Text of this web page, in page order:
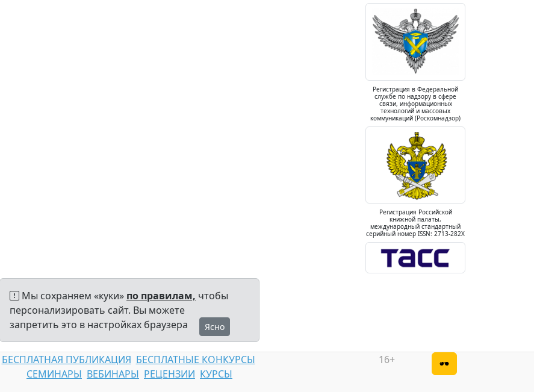
Регистрация в Федеральной
службе по надзору в сфере
связи, информационных
технологий и массовых
коммуникаций (Роскомнадзор)
Регистрация Российской
книжной палаты,
международный стандартный
серийный номер ISSN: 2713-282X
Мы сохраняем «куки» по правилам, чтобы
персонализировать сайт. Вы можете
запретить это в настройках браузера
Ясно
БЕСПЛАТНАЯ ПУБЛИКАЦИЯ БЕСПЛАТНЫЕ КОНКУРСЫ
СЕМИНАРЫ ВЕБИНАРЫ РЕЦЕНЗИИ КУРСЫ
16+